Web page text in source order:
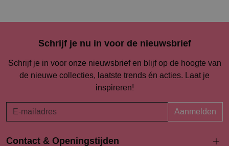
Schrijf je nu in voor de nieuwsbrief
Schrijf je in voor onze nieuwsbrief en blijf op de hoogte van
de nieuwe collecties, laatste trends én acties. Laat je
inspireren!
Aanmelden
Contact & Openingstijden